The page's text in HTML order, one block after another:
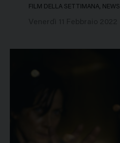
FILM DELLA SETTIMANA, NEWS